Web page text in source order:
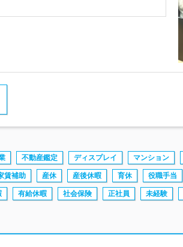
不動産鑑定 ディスプレイ マンション
賃補助 産休 産後休暇 育休 役職手当
有給休暇 社会保険 正社員 未経験